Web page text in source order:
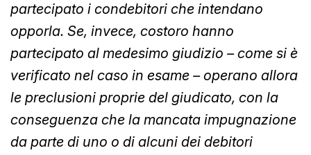
partecipato i condebitori che intendano
opporla. Se, invece, costoro hanno
partecipato al medesimo giudizio – come si è
verificato nel caso in esame – operano allora
le preclusioni proprie del giudicato, con la
conseguenza che la mancata impugnazione
da parte di uno o di alcuni dei debitori